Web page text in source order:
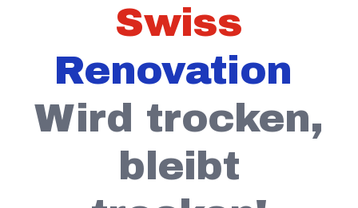
Swiss
Renovation
Wird trocken,
bleibt